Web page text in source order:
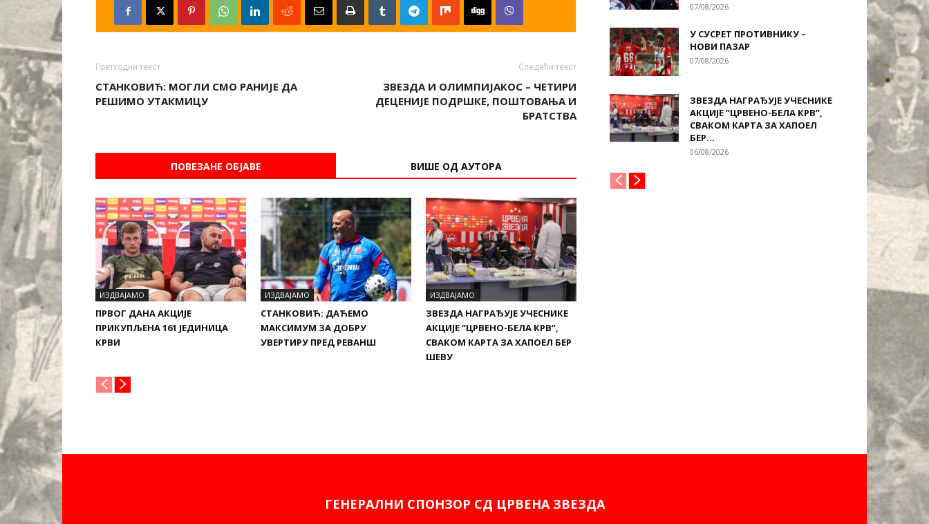
Претходни текст
СТАНКОВИЋ: МОГЛИ СМО РАНИЈЕ ДА
РЕШИМО УТАКМИЦУ
Следећи текст
ЗВЕЗДА И ОЛИМПИЈАКОС – ЧЕТИРИ
ДЕЦЕНИЈЕ ПОДРШКЕ, ПОШТОВАЊА И
БРАТСТВА
ПОВЕЗАНЕ ОБЈАВЕ ВИШЕ ОД АУТОРА
ИЗДВАЈАМО
ПРВОГ ДАНА АКЦИЈЕ
ПРИКУПЉЕНА 161 ЈЕДИНИЦА
КРВИ
ИЗДВАЈАМО
СТАНКОВИЋ: ДАЋЕМО
МАКСИМУМ ЗА ДОБРУ
УВЕРТИРУ ПРЕД РЕВАНШ
ИЗДВАЈАМО
ЗВЕЗДА НАГРАЂУЈЕ УЧЕСНИКЕ
АКЦИЈЕ “ЦРВЕНО-БЕЛА КРВ”,
СВАКОМ КАРТА ЗА ХАПОЕЛ БЕР
ШЕВУ
07/08/2026
У СУСРЕТ ПРОТИВНИКУ –
НОВИ ПАЗАР
07/08/2026
ЗВЕЗДА НАГРАЂУЈЕ УЧЕСНИКЕ
АКЦИЈЕ “ЦРВЕНО-БЕЛА КРВ”,
СВАКОМ КАРТА ЗА ХАПОЕЛ
БЕР...
06/08/2026
ГЕНЕРАЛНИ СПОНЗОР СД ЦРВЕНА ЗВЕЗДА